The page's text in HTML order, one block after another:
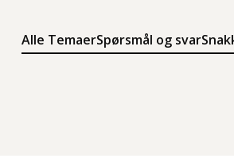
Alle TemaerSpørsmål og svar
Søk
Meny